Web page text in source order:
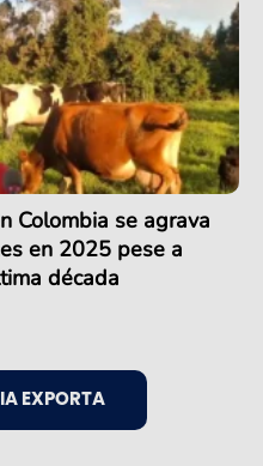
Colombia se agrava
en 2025 pese a
década
EXPORTA